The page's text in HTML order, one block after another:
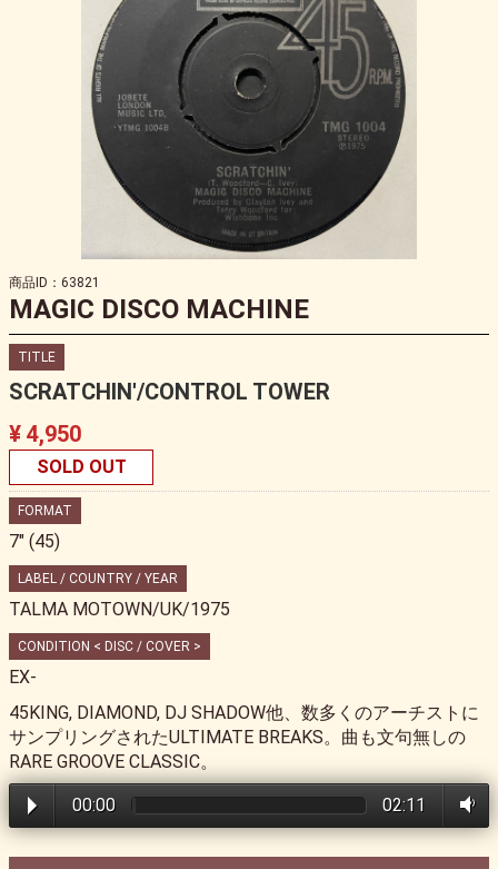
商品ID：63821
MAGIC DISCO MACHINE
TITLE
SCRATCHIN'/CONTROL TOWER
¥ 4,950
SOLD OUT
FORMAT
7" (45)
LABEL / COUNTRY / YEAR
TALMA MOTOWN/UK/1975
CONDITION < DISC / COVER >
EX-
45KING, DIAMOND, DJ SHADOW他、数多くのアーチストに
サンプリングされたULTIMATE BREAKS。曲も文句無しの
RARE GROOVE CLASSIC。
00:00 02:11